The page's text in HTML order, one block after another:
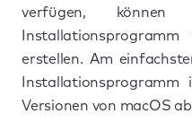
verfügen,
erstellen. Am
Versionen von macOS